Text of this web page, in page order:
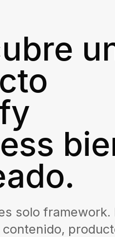
solo framework.